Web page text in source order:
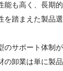
能も高く、長期
を踏まえた製品
のサポート体制
の卸業は単に製